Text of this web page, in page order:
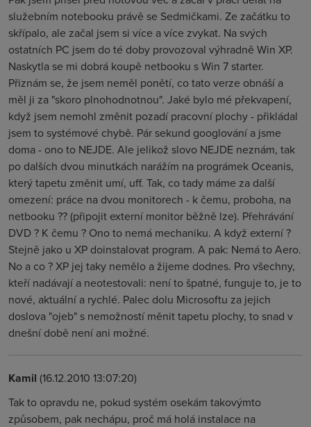
služebním notebooku právě se Sedmičkami. Ze začátku to
skřípalo, ale začal jsem si více a více zvykat. Na svých
ostatních PC jsem do té doby provozoval výhradně Win XP.
Naskytla se mi dobrá koupě netbooku s Win 7 starter.
Přiznám se, že jsem neměl ponětí, co tato verze obnáší a
měl ji za "skoro plnohodnotnou". Jaké bylo mé překvapení,
když jsem nemohl změnit pozadí pracovní plochy - přikládal
jsem to systémové chybě. Pár sekund googlování a jsme
doma - ono to NEJDE. Ale jelikož slovo NEJDE neznám, tak
po dalších dvou minutkách narážím na prográmek Oceanis,
který tapetu změnit umí, uff. Tak, co tady máme za další
omezení: práce na dvou monitorech - k čemu, proboha, na
netbooku ?? (připojit externí monitor běžně lze). Přehrávání
DVD ? K čemu ? Ono to nemá mechaniku. A když externí ?
Stejně jako u XP doinstalovat program. A pak: Nemá to Aero.
No a co ? XP jej taky nemělo a žijeme dodnes. Pro všechny,
kteří nadávají a neotestovali: není to špatné, funguje to, je to
nové, aktuální a rychlé. Palec dolu Microsoftu za jejich
doslova "ojeb" s nemožností měnit tapetu plochy, to snad v
dnešní době není ani možné.
Kamil (16.12.2010 13:07:20)
Tak to opravdu ne, pokud systém osekám takovýmto
způsobem, pak nechápu, proč má holá instalace na